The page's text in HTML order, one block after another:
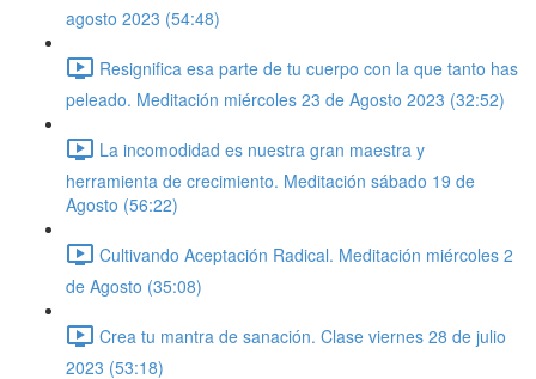
agosto 2023 (54:48)
Resignifica esa parte de tu cuerpo con la que tanto has
peleado. Meditación miércoles 23 de Agosto 2023 (32:52)
La incomodidad es nuestra gran maestra y
herramienta de crecimiento. Meditación sábado 19 de
Agosto (56:22)
Cultivando Aceptación Radical. Meditación miércoles 2
de Agosto (35:08)
Crea tu mantra de sanación. Clase viernes 28 de julio
2023 (53:18)